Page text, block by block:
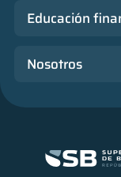
Educación
Nosotros